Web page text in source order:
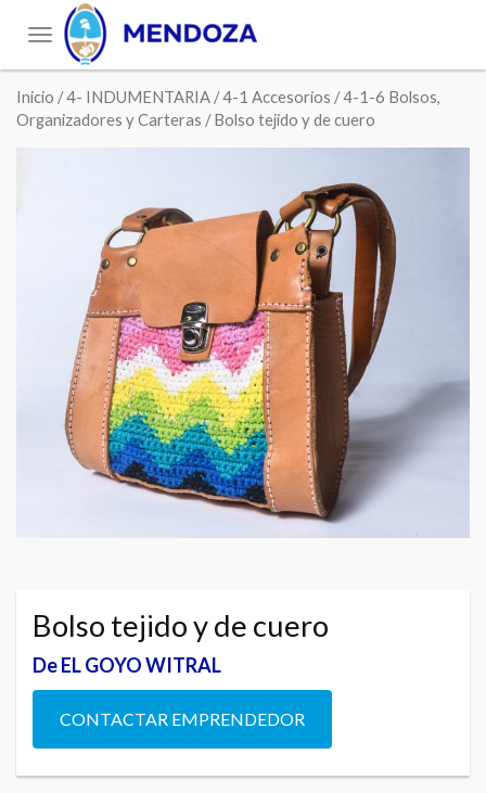
Toggle
navigation
Inicio /4- INDUMENTARIA /4-1 Accesorios /4-1-6 Bolsos,
Organizadores y Carteras / Bolso tejido y de cuero
Bolso tejido y de cuero
De EL GOYO WITRAL
CONTACTAR EMPRENDEDOR